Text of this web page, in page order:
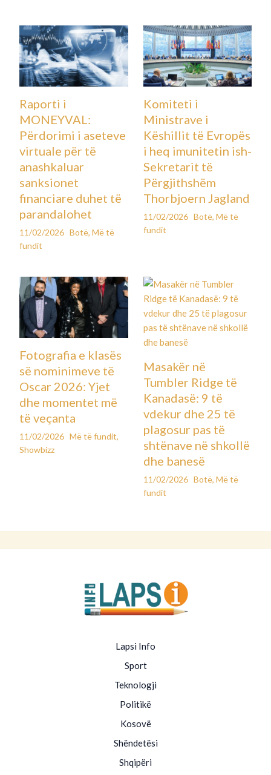
Raporti i
MONEYVAL:
Përdorimi i aseteve
virtuale për të
anashkaluar
sanksionet
financiare duhet të
parandalohet
11/02/2026 Botë,Më të
fundit
Komiteti i
Ministrave i
Këshillit të Evropës
i heq imunitetin ish-
Sekretarit të
Përgjithshëm
Thorbjoern Jagland
11/02/2026 Botë, Më të
fundit
Fotografia e klasës
së nominimeve të
Oscar 2026: Yjet
dhe momentet më
të veçanta
11/02/2026 Më të fundit,
Showbizz
Masakër në
Tumbler Ridge të
Kanadasë: 9 të
vdekur dhe 25 të
plagosur pas të
shtënave në shkollë
dhe banesë
11/02/2026 Botë, Më të
fundit
Lapsi Info
Sport
Teknologji
Politikë
Kosovë
Shëndetësi
Shqipëri